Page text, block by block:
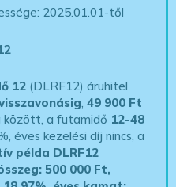
2025.01.01-től
12 (DLRF12) áruhitel
,49 900 Ft
között, a futamidő 12-48
éves kezelési díj nincs, a
példa DLRF12
500 000 Ft,